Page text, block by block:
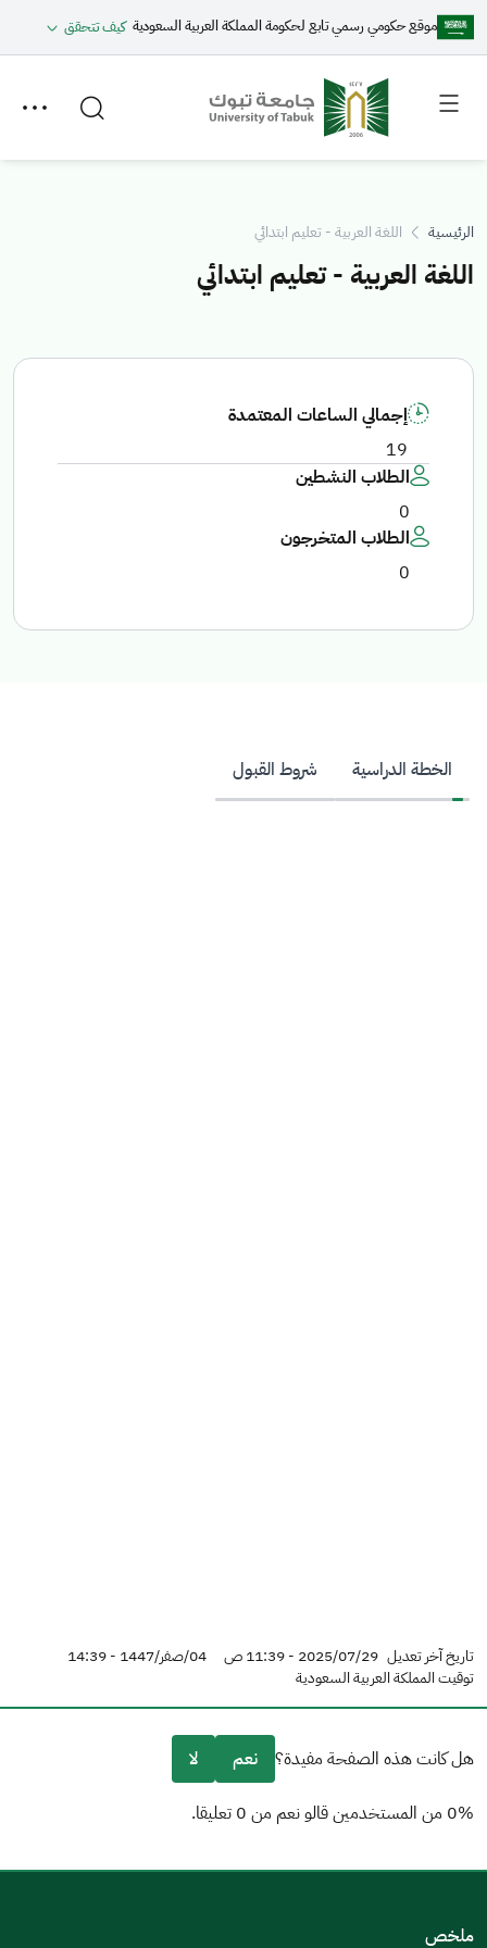
موقع حكومي رسمي تابع لحكومة المملكة العربية السعودية كيف تتحقق
Toggle
menu
Toggle
menu
الرئيسية اللغة العربية - تعليم ابتدائي
اللغة العربية - تعليم ابتدائي
إجمالي الساعات المعتمدة
19
الطلاب النشطين
0
الطلاب المتخرجون
0
الخطة الدراسية شروط القبول
تاريخ آخر تعديل 2025/07/29 - 11:39 ص
04/صفر/1447 - 14:39
توقيت المملكة العربية السعودية
هل كانت هذه الصفحة مفيدة؟ نعم لا
0% من المستخدمين قالو نعم من 0 تعليقا.
مكتوبة بشكل جيدملخص